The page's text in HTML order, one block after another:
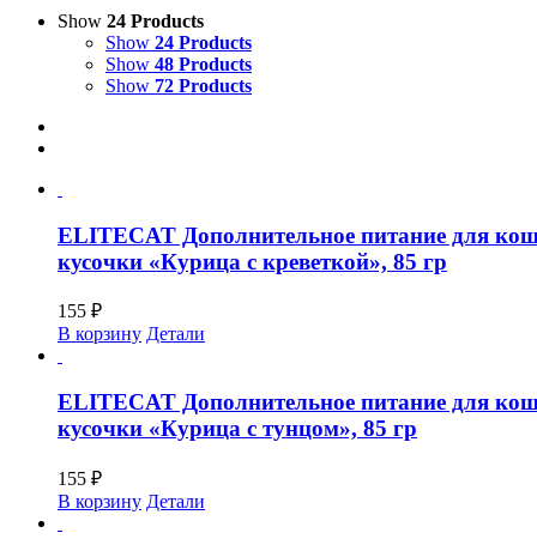
Show 24 Products
Show 24 Products
Show 48 Products
Show 72 Products
ELITECAT Дополнительное питание для
кусочки «Курица с креветкой», 85 гр
155 ₽
В корзину Детали
ELITECAT Дополнительное питание для
кусочки «Курица с тунцом», 85 гр
155 ₽
В корзину Детали